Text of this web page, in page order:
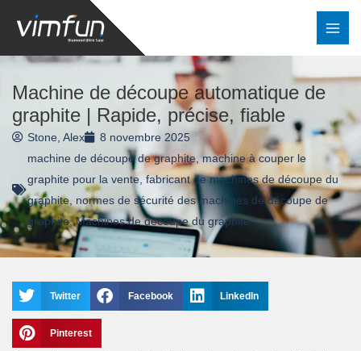
content
Machine de découpe automatique de
graphite | Rapide, précise, fiable
Stone, Alex
8 novembre 2025
machine de découpe de graphite ,machine à couper le
graphite pour la vente,fabricant de machines de découpe du
graphite, normes de sécurité des machines de découpe de
graphite,Machines de découpe du graphite
Twitter Facebook LinkedIn
Pinterest